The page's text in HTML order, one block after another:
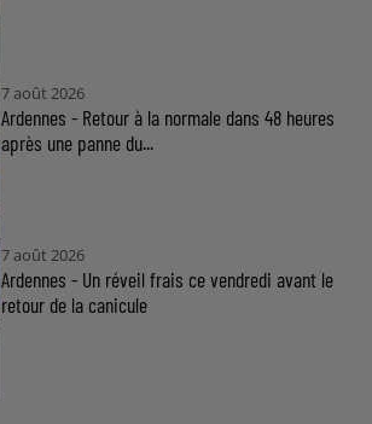
7 août 2026
Ardennes - Retour à la normale dans 48 heures
après une panne du...
7 août 2026
Ardennes - Un réveil frais ce vendredi avant le
retour de la canicule